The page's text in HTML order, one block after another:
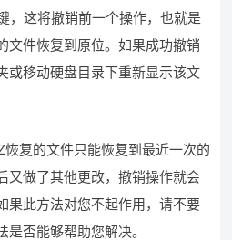
，这将撤销前一个操作，也就是
文件恢复到原位。如果成功撤销
或移动硬盘目录下重新显示该文
复的文件只能恢复到最近一次的
又做了其他更改，撤销操作就会
果此方法对您不起作用，请不要
否能够帮助您解决。